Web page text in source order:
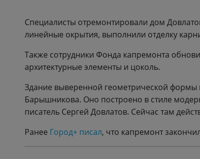
Специалисты отремонтировали дом
линейные окрытия, выполнили отделку
Также сотрудники Фонда капремонта
архитектурные элементы и цоколь.
Здание выверенной геометрической формы
Барышникова. Оно построено в стиле
писатель Сергей Довлатов. Сейчас там
Ранее Город+ писал, что капремонт